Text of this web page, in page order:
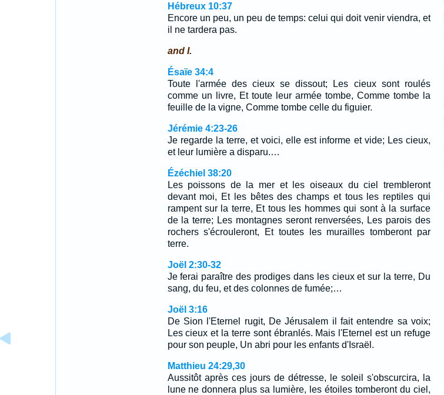
Hébreux 10:37
Encore un peu, un peu de temps: celui qui doit venir viendra, et
il ne tardera pas.
and I.
Ésaïe 34:4
Toute l'armée des cieux se dissout; Les cieux sont roulés
comme un livre, Et toute leur armée tombe, Comme tombe la
feuille de la vigne, Comme tombe celle du figuier.
Jérémie 4:23-26
Je regarde la terre, et voici, elle est informe et vide; Les cieux,
et leur lumière a disparu.…
Ézéchiel 38:20
Les poissons de la mer et les oiseaux du ciel trembleront
devant moi, Et les bêtes des champs et tous les reptiles qui
rampent sur la terre, Et tous les hommes qui sont à la surface
de la terre; Les montagnes seront renversées, Les parois des
rochers s'écrouleront, Et toutes les murailles tomberont par
terre.
Joël 2:30-32
Je ferai paraître des prodiges dans les cieux et sur la terre, Du
sang, du feu, et des colonnes de fumée;…
Joël 3:16
De Sion l'Eternel rugit, De Jérusalem il fait entendre sa voix;
Les cieux et la terre sont ébranlés. Mais l'Eternel est un refuge
pour son peuple, Un abri pour les enfants d'Israël.
Matthieu 24:29,30
Aussitôt après ces jours de détresse, le soleil s'obscurcira, la
lune ne donnera plus sa lumière, les étoiles tomberont du ciel,